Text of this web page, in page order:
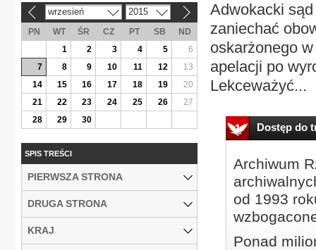
Adwokacki sąd
zaniechać
oskarżonego
apelacji po
Lekceważyć...
Dostęp do
Archiwum
od 1993
Ponad
wrzesień 2015
PN WT ŚR CZ PT SB
ND
1
2 3 4 5
6
7
8 9 10 11 12
13
14
15 16 17 18 19
20
21
22 23 24 25 26
27
28
29 30
SPIS TREŚCI
PIERWSZA STRONA
DRUGA STRONA
KRAJ